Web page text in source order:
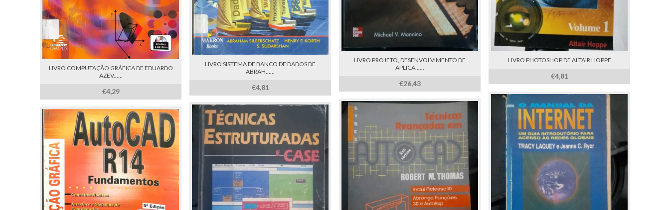
LIVRO COMPUTAÇÃO GRÁFICA DE EDUARDO
AZEV......
€4,29
LIVRO SISTEMA DE BANCO DE DADOS DE
ABRAH......
€4,81
LIVRO PROJETO, DESENVOLVIMENTO DE
APLICA......
€26,43
LIVRO PHOTOSHOP DE ALTAIR HOPPE
€4,81